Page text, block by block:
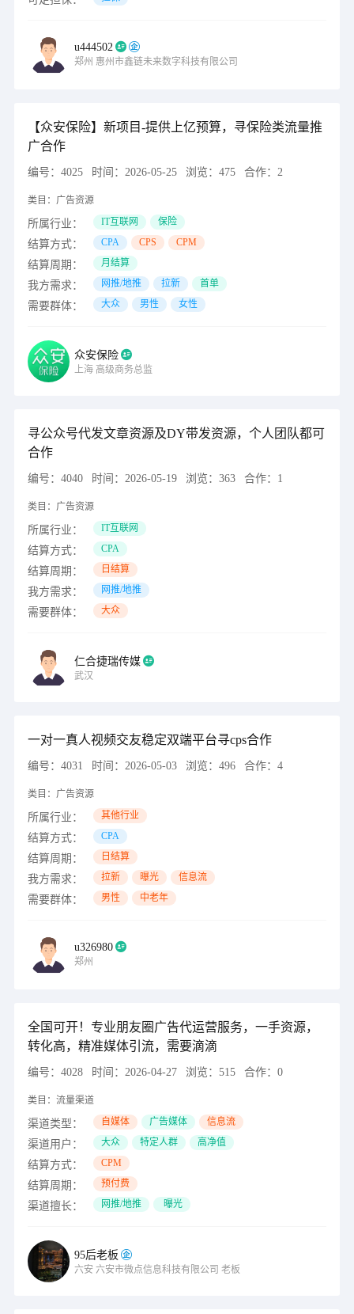
u444502
郑州 惠州市鑫链未来数字科技有限公司
【众安保险】新项目-提供上亿预算，寻保险类流量推
广合作
编号： 4025 时间： 2026-05-25 浏览： 475 合作： 2
类目： 广告资源
所属行业： IT互联网 保险
结算方式： CPA CPS CPM
结算周期： 月结算
我方需求： 网推/地推 拉新 首单
需要群体： 大众 男性 女性
众安保险
上海 高级商务总监
寻公众号代发文章资源及DY带发资源，个人团队都可
合作
编号： 4040 时间： 2026-05-19 浏览： 363 合作： 1
类目： 广告资源
所属行业： IT互联网
结算方式： CPA
结算周期： 日结算
我方需求： 网推/地推
需要群体： 大众
仁合捷瑞传媒
武汉
一对一真人视频交友稳定双端平台寻cps合作
编号： 4031 时间： 2026-05-03 浏览： 496 合作： 4
类目： 广告资源
所属行业： 其他行业
结算方式： CPA
结算周期： 日结算
我方需求： 拉新 曝光 信息流
需要群体： 男性 中老年
u326980
郑州
全国可开！专业朋友圈广告代运营服务，一手资源，
转化高，精准媒体引流，需要滴滴
编号： 4028 时间： 2026-04-27 浏览： 515 合作： 0
类目： 流量渠道
渠道类型： 自媒体 广告媒体 信息流
渠道用户： 大众 特定人群 高净值
结算方式： CPM
结算周期： 预付费
渠道擅长： 网推/地推 曝光
95后老板
六安 六安市微点信息科技有限公司 老板